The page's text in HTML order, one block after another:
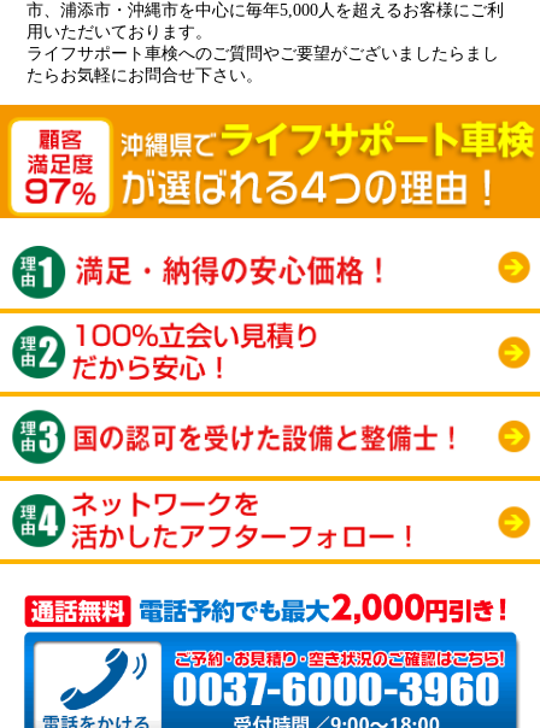
市、浦添市・沖縄市を中心に毎年5,000人を超えるお客様にご利
用いただいております。
ライフサポート車検へのご質問やご要望がございましたらまし
たらお気軽にお問合せ下さい。